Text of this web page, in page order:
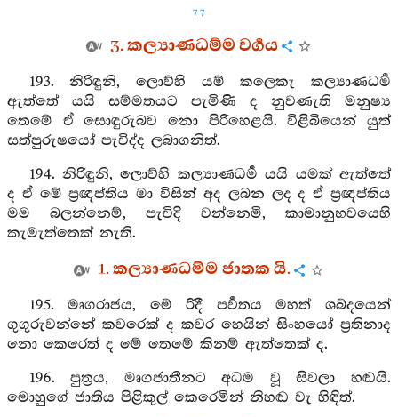
77
3. කල්‍යාණධම්ම වර්‍ගය
193. නිරිඳුනි, ලොව්හි යම් කලෙකැ කල්‍යාණධර්‍ම
ඇත්තේ යයි සම්මතයට පැමිණි ද නුවණැති මනුෂ්‍ය
තෙමේ ඒ සොඳුරුබව නො පිරිහෙළයි. විළිබියෙන් යුත්
සත්පුරුෂයෝ පැවිද්ද ලබාගනිත්.
194. නිරිඳුනි, ලොව්හි කල්‍යාණධර්‍ම යයි යමක් ඇත්තේ
ද ඒ මේ ප්‍රඥප්තිය මා විසින් අද ලබන ලද ද ඒ ප්‍රඥප්තිය
මම බලන්නෙම්, පැවිදි වන්නෙමි, කාමානුභවයෙහි
කැමැත්තෙක් නැති.
1. කල්‍යාණධම්ම ජාතක යි.
195. මෘගරාජය, මේ රිදී පර්‍වතය මහත් ශබ්දයෙන්
ගුගුරුවන්නේ කවරෙක් ද කවර හෙයින් සිංහයෝ ප්‍රතිනාද
නො කෙරෙත් ද මේ තෙමේ කිනම් ඇත්තෙක් ද.
196. පුත්‍රය, මෘගජාතීනට අධම වූ සිවලා හඬයි.
මොහුගේ ජාතිය පිළිකුල් කෙරෙමින් නිහඬ වැ හිඳිත්.